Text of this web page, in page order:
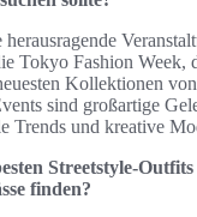
Tokyo Fashion Week,
Kollektionen
sind großartige
Trends und kreative
Streetstyle-
finden?